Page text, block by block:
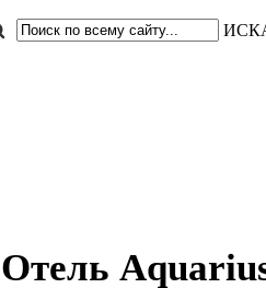
Отель